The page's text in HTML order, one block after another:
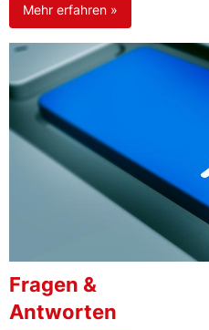
Mehr erfahren »
Fragen &
Antworten